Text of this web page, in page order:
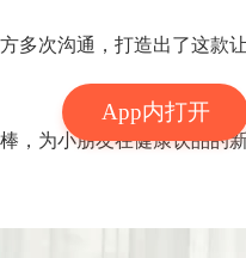
App内打开
多次沟通，打造出了这款
，为小朋友在健康饮品的